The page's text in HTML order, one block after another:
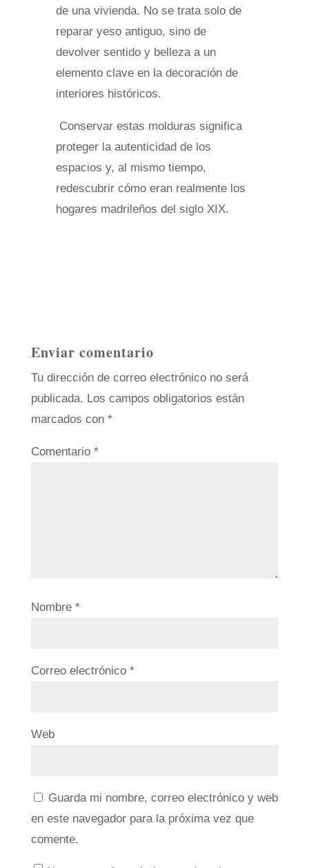
de una vivienda. No se trata solo de
reparar yeso antiguo, sino de
devolver sentido y belleza a un
elemento clave en la decoración de
interiores históricos.
Conservar estas molduras significa
proteger la autenticidad de los
espacios y, al mismo tiempo,
redescubrir cómo eran realmente los
hogares madrileños del siglo XIX.
Enviar comentario
Tu dirección de correo electrónico no será
publicada. Los campos obligatorios están
marcados con *
Comentario *
Nombre *
Correo electrónico *
Web
Guarda mi nombre, correo electrónico y web
en este navegador para la próxima vez que
comente.